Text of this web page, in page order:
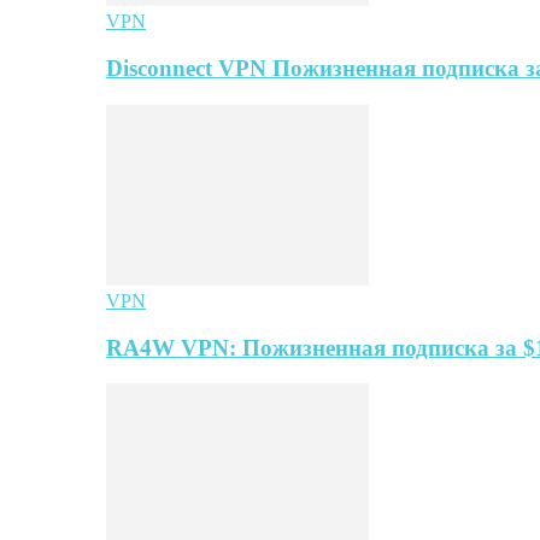
VPN
Disconnect VPN Пожизненная подписка
VPN
RA4W VPN: Пожизненная подписка за